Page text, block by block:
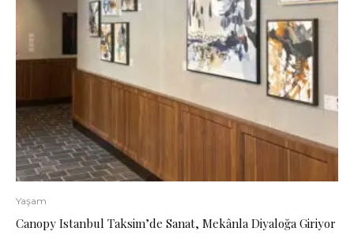
Yaşam
Canopy Istanbul Taksim’de Sanat, Mekânla Diyaloğa Giriyor